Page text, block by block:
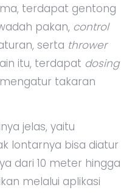
terdapat gentong
pakan, control
serta thrower
itu, terdapat dosing
takaran
jelas, yaitu
lontarnya bisa diatur
dari 10 meter hingga
melalui aplikasi